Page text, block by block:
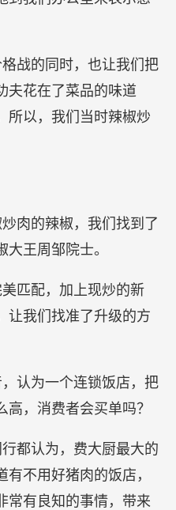
战的同时，也让我们把
夫花在了菜品的味道
所以，我们当时辣椒炒
肉的辣椒，我们找到了
王周邹院士。
匹配，加上现炒的新
让我们找准了升级的方
认为一个连锁饭店，把
，消费者会买单吗？
都认为，费大厨最大的
不用好猪肉的饭店，
常有良知的事情，带来